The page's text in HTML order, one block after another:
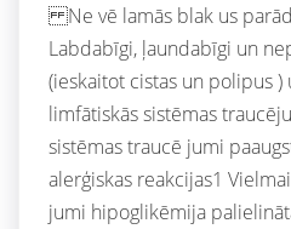
Ne vē lamās blak us
Labdabīgi, ļaundabīgi un
(ieskaitot cistas un polipus )
limfātiskās sistēmas
sistēmas traucē jumi
alerģiskas reakcijas1
jumi hipoglikēmija